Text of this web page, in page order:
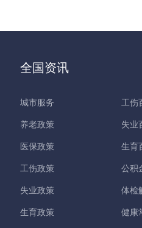
全国资讯
城市服务
养老政策
医保政策
工伤政策
失业政策
生育政策
工伤
失业
生育
公积
体检
健康